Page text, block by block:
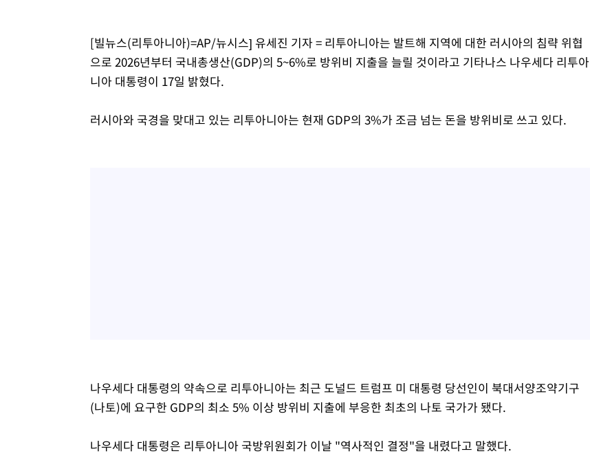
[빌뉴스(리투아니아)=AP/뉴시스] 유세진 기자 = 리투아니아는 발트해 지역에 대한 러시아의 침략 위협
으로 2026년부터 국내총생산(GDP)의 5~6%로 방위비 지출을 늘릴 것이라고 기타나스 나우세다 리투아
니아 대통령이 17일 밝혔다.
러시아와 국경을 맞대고 있는 리투아니아는 현재 GDP의 3%가 조금 넘는 돈을 방위비로 쓰고 있다.
나우세다 대통령의 약속으로 리투아니아는 최근 도널드 트럼프 미 대통령 당선인이 북대서양조약기구
(나토)에 요구한 GDP의 최소 5% 이상 방위비 지출에 부응한 최초의 나토 국가가 됐다.
나우세다 대통령은 리투아니아 국방위원회가 이날 "역사적인 결정"을 내렸다고 말했다.